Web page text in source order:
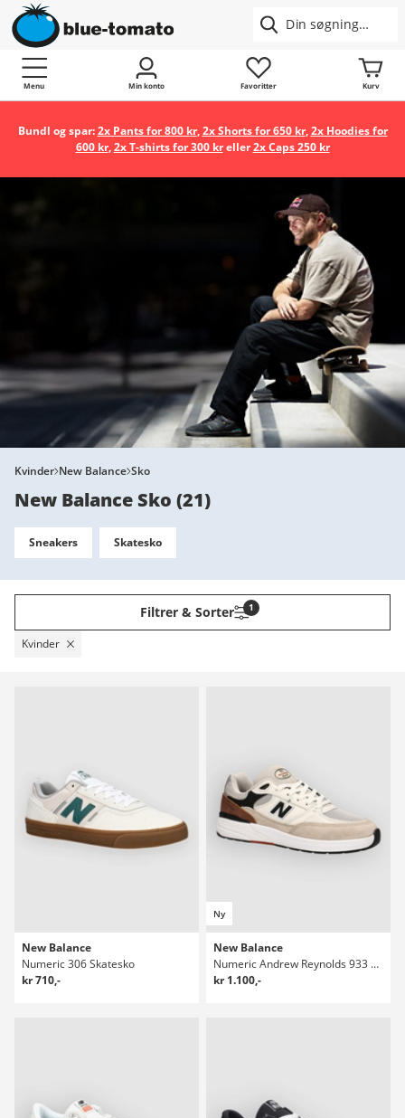
Menu Min konto Favoritter Kurv
Bundl og spar:2x Pants for 800 kr,2x Shorts for 650 kr,2x Hoodies for
600 kr,2x T-shirts for 300 kreller2x Caps 250 kr
Kvinder New Balance Sko
New Balance Sko (21)
Sneakers Skatesko
Filtrer & Sorter 1
Kvinder
New Balance
Numeric 306 Skatesko
kr 710,-
Ny
New Balance
Numeric Andrew Reynolds 933 Skatesko
kr 1.100,-